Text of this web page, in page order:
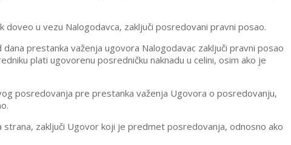
u vezu Nalogodavca, zaključi posredovani pravni posao.
prestanka važenja ugovora Nalogodavac zaključi pravni posao
plati ugovorenu posredničku naknadu u celini, osim ako je
posredovanja pre prestanka važenja Ugovora o posredovanju,
zaključi Ugovor koji je predmet posredovanja, odnosno ako